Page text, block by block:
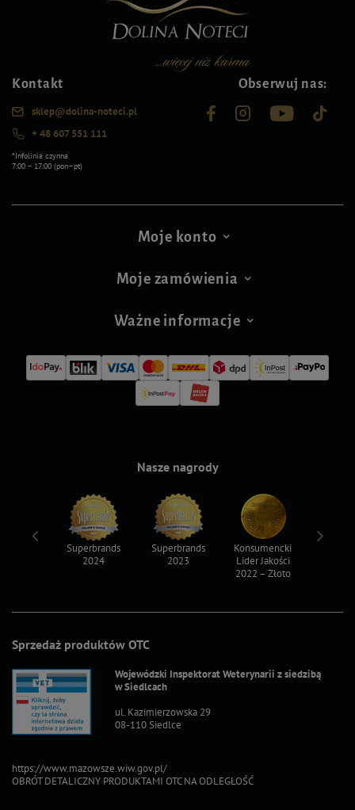
Kontakt
sklep@dolina-noteci.pl
+ 48 607 551 111
*Infolinia czynna
7:00 – 17:00 (pon–pt)
Obserwuj nas:
Moje konto
Moje zamówienia
Ważne informacje
Sprzedaż produktów OTC
Wojewódzki Inspektorat Weterynarii z siedzibą
w Siedlcach
ul. Kazimierzowska 29
08-110 Siedlce
https://www.mazowsze.wiw.gov.pl/
OBRÓT DETALICZNY PRODUKTAMI OTC NA ODLEGŁOŚĆ
Nasze nagrody
Superbrands
2024
Superbrands
2023
Konsumencki
Lider Jakości
2022 – Złoto